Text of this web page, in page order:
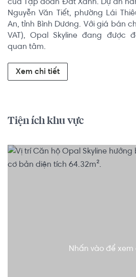
của Tập đoàn Đất Xanh. Dự án
Nguyễn Văn Tiết, phường Lái
An, tỉnh Bình Dương. Với giá bán
VAT), Opal Skyline đang được
quan tâm.
Xem chi tiết
Tiện ích khu vực
Nhấn vào để xem